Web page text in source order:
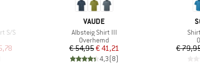
S/S
prijs
MERK
VAUDE
Artikel
Albsteig Shirt III
Productgroep
Overhemd
Prijs
€ 54,95Verlaagde prijs
€ 41,21
4,3(8)
€